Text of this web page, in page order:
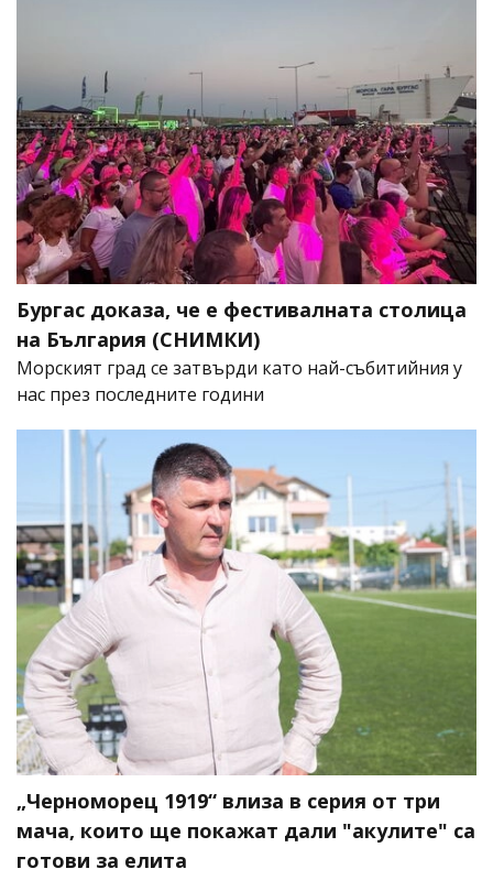
Бургас доказа, че е фестивалната столица
на България (СНИМКИ)
Морският град се затвърди като най-събитийния у
нас през последните години
„Черноморец 1919“ влиза в серия от три
мача, които ще покажат дали "акулите" са
готови за елита